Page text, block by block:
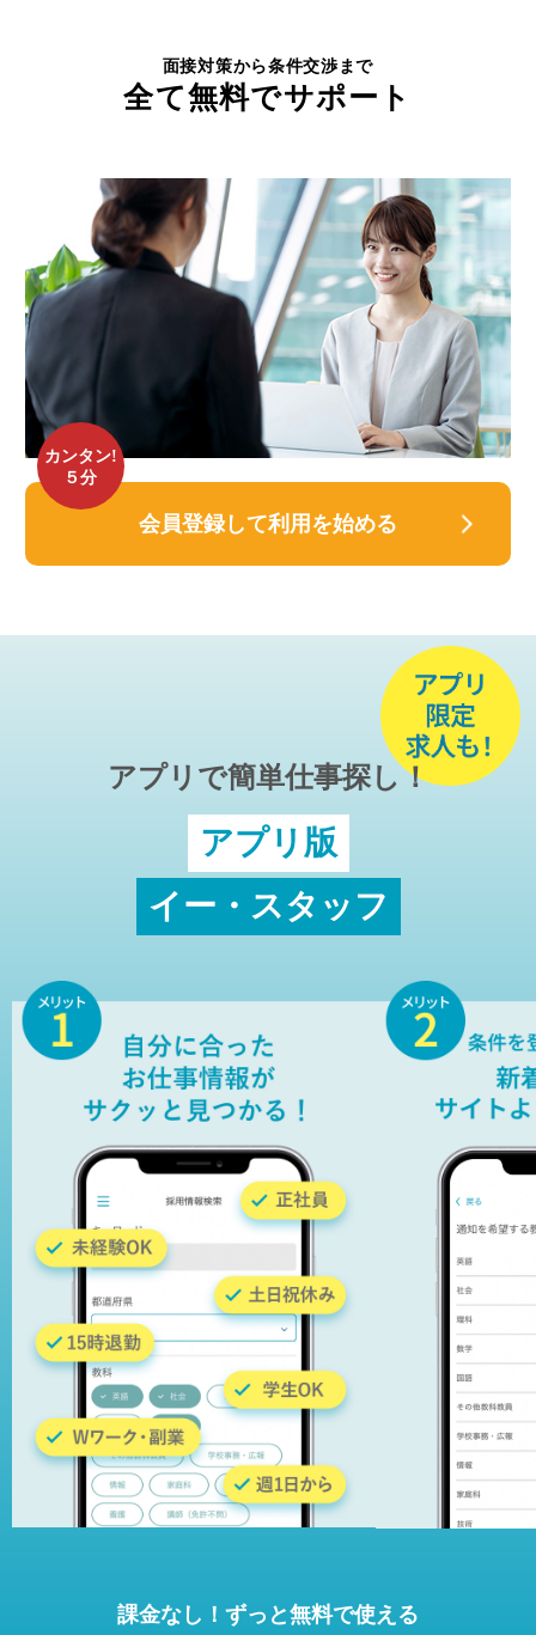
面接対策から条件交渉まで
全て無料でサポート
カンタン!
５分
会員登録して利用を始める
アプリで簡単仕事探し！
アプリ版
イー・スタッフ
課金なし！ずっと無料で使える